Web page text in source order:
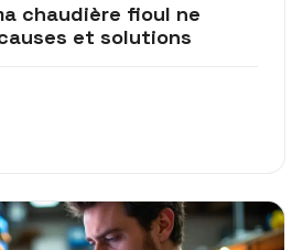
chaudière fioul ne
et solutions